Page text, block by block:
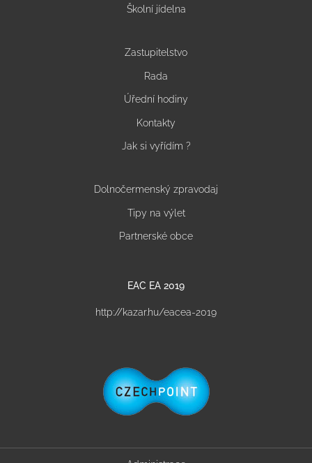
Školní jídelna
Zastupitelstvo
Rada
Úřední hodiny
Kontakty
Jak si vyřídím ?
Dolnočermenský zpravodaj
Tipy na výlet
Partnerské obce
EAC EA 2019
http://kazar.hu/eacea-2019